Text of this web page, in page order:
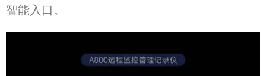
智能入口。